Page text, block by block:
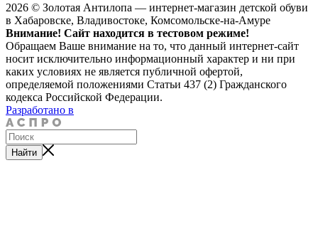
2026 © Золотая Антилопа — интернет-магазин детской обуви
в Хабаровске, Владивостоке, Комсомольске-на-Амуре
Внимание! Сайт находится в тестовом режиме!
Обращаем Ваше внимание на то, что данный интернет-сайт
носит исключительно информационный характер и ни при
каких условиях не является публичной офертой,
определяемой положениями Статьи 437 (2) Гражданского
кодекса Российской Федерации.
Разработано в
Найти